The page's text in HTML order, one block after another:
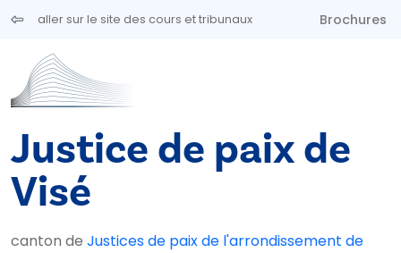
Aller au contenu principal
aller sur le site des cours et tribunaux Brochures
Justice de paix de
Visé
canton de Justices de paix de l'arrondissement de